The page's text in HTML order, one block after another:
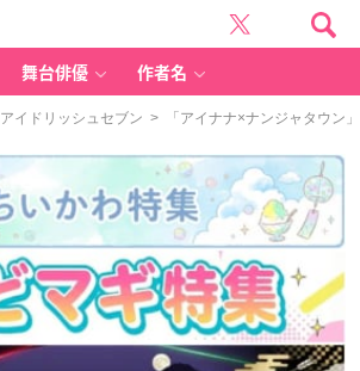
舞台俳優 作者名
アイドリッシュセブン > 「アイナナ×ナンジャタウン